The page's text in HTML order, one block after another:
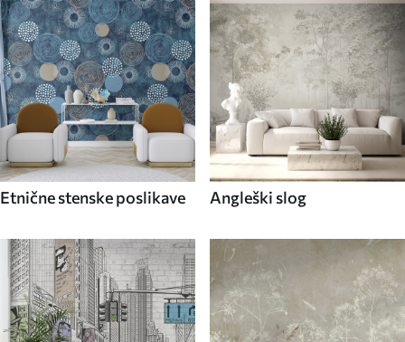
Etnične stenske poslikave Angleški slog